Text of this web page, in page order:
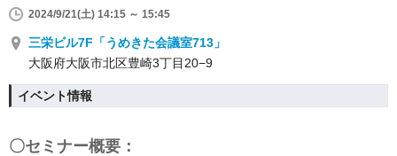
2024/9/21(土) 14:15 ～ 15:45
三栄ビル7F「うめきた会議室713」
大阪府大阪市北区豊崎3丁目20−9
イベント情報
〇セミナー概要：